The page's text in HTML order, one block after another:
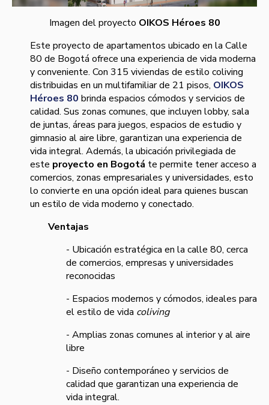
Imagen del proyecto OIKOS Héroes 80
Este proyecto de apartamentos ubicado en la Calle
80 de Bogotá ofrece una experiencia de vida moderna
y conveniente. Con 315 viviendas de estilo coliving
distribuidas en un multifamiliar de 21 pisos, OIKOS
Héroes 80 brinda espacios cómodos y servicios de
calidad. Sus zonas comunes, que incluyen lobby, sala
de juntas, áreas para juegos, espacios de estudio y
gimnasio al aire libre, garantizan una experiencia de
vida integral. Además, la ubicación privilegiada de
este proyecto en Bogotá te permite tener acceso a
comercios, zonas empresariales y universidades, esto
lo convierte en una opción ideal para quienes buscan
un estilo de vida moderno y conectado.
Ventajas
- Ubicación estratégica en la calle 80, cerca
de comercios, empresas y universidades
reconocidas
- Espacios modernos y cómodos, ideales para
el estilo de vida coliving
- Amplias zonas comunes al interior y al aire
libre
- Diseño contemporáneo y servicios de
calidad que garantizan una experiencia de
vida integral.